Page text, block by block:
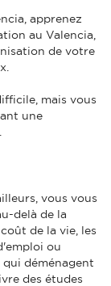
apprenez
au Valencia,
de votre
mais vous
une
vous vous
delà de la
de la vie, les
ou
déménagent
des études